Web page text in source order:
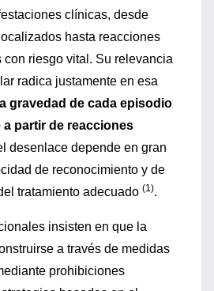
clínicas, desde
hasta reacciones
con riesgo vital. Su relevancia
radica justamente en esa
la gravedad de cada episodio
partir de reacciones
desenlace depende en gran
de reconocimiento y de
tratamiento adecuado (1).
insisten en que la
a través de medidas
prohibiciones